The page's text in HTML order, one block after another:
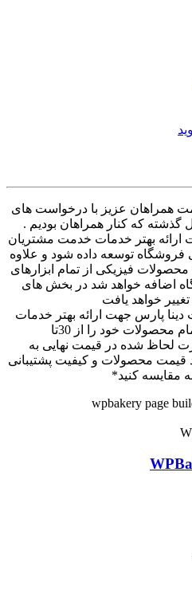
همراهان عزیز با درخواست های
در طول 6 سال گذشته که کنار همراهان بودیم .
بهتر خدمات خدمت مشتریان
فروشگاه توسعه داده شود و علاوه
فیزیکی از تمام ابزارهای
اضافه خواهد شد در بخش های
خواهد یافت
پارس جهت ارائه بهتر خدمات
خدمت مشتریان عزیز. تمام محصولات خود را از 30تا
لحاظ شده در قیمت نهایی به
قیمت محصولات و کیفیت پشتیبانی
مقایسه کنید*